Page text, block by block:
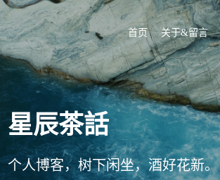
首页 关于&留言
星辰茶話
个人博客，树下闲坐，酒好花新。